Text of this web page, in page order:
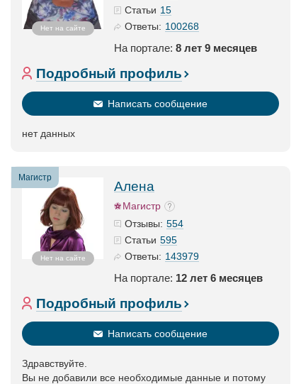
Нет на сайте
Статьи 15
Ответы: 100268
На портале: 8 лет 9 месяцев
Подробный профиль
Написать сообщение
нет данных
Магистр
Нет на сайте
Алена
Магистр
Отзывы: 554
Статьи 595
Ответы: 143979
На портале: 12 лет 6 месяцев
Подробный профиль
Написать сообщение
Здравствуйте.
Вы не добавили все необходимые данные и потому